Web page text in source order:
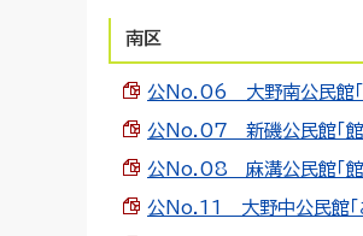
南区
公No.06 大野南公民館「
公No.07 新磯公民館「館
公No.08 麻溝公民館「館
公No.11 大野中公民館「